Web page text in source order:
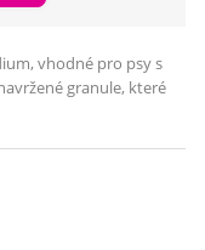
vhodné pro psy s
granule, které